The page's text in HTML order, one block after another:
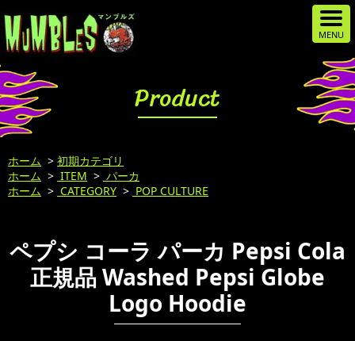
Product
ホーム > 初期カテゴリ
ホーム > ITEM > パーカ
ホーム > CATEGORY > POP CULTURE
ペプシ コーラ パーカ Pepsi Cola
正規品 Washed Pepsi Globe
Logo Hoodie